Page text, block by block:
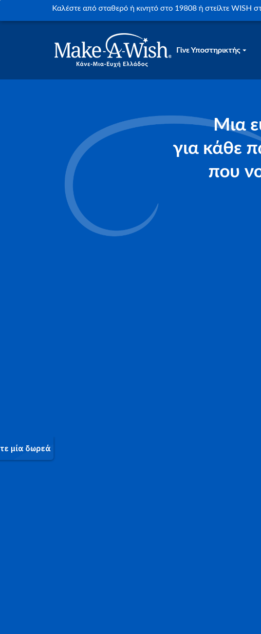
Καλέστε από σταθερό ή κινητό στο 19808 ή στείλτε WISH
Γίνε Υποστηρικτής
Μια
για κάθε
που